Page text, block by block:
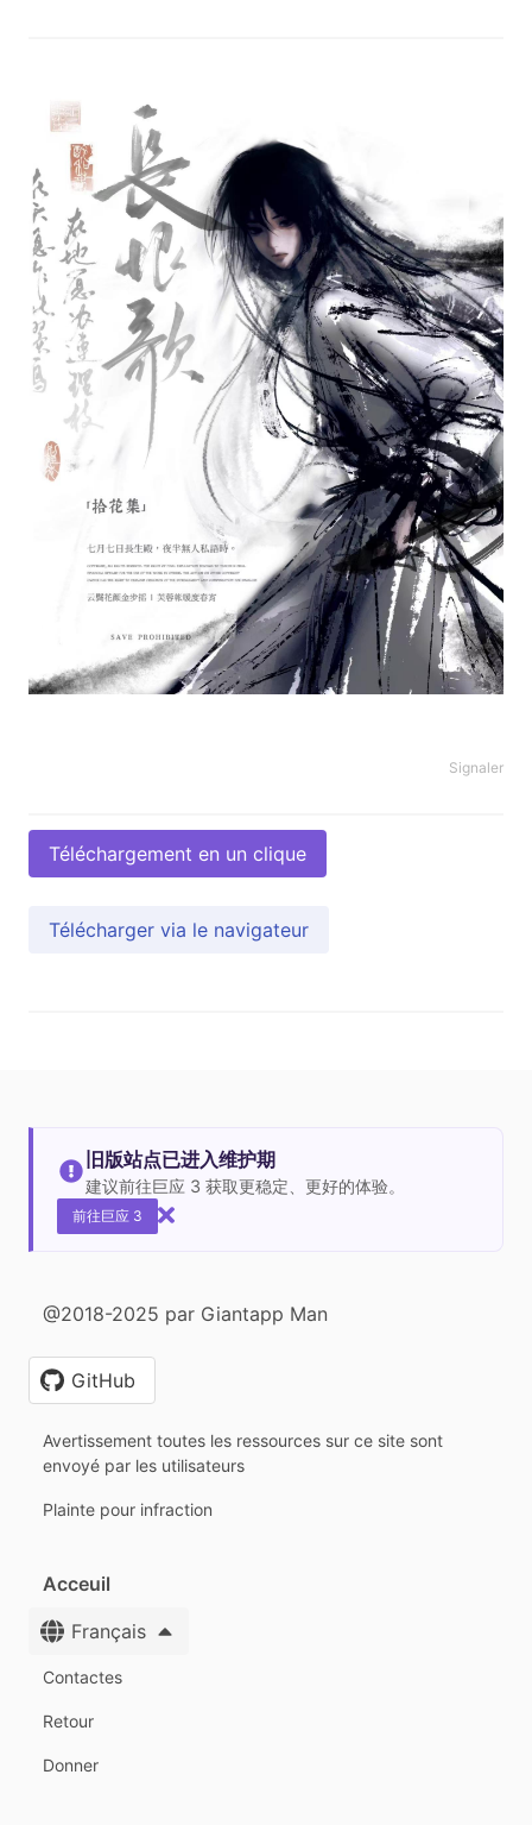
Signaler
Téléchargement en un clique
Télécharger via le navigateur
旧版站点已进入维护期
建议前往巨应 3 获取更稳定、更好的体验。
前往巨应 3
@2018-2025 par Giantapp Man
GitHub
Avertissement toutes les ressources sur ce site sont
envoyé par les utilisateurs
Plainte pour infraction
Acceuil
Français
Contactes
Retour
Donner